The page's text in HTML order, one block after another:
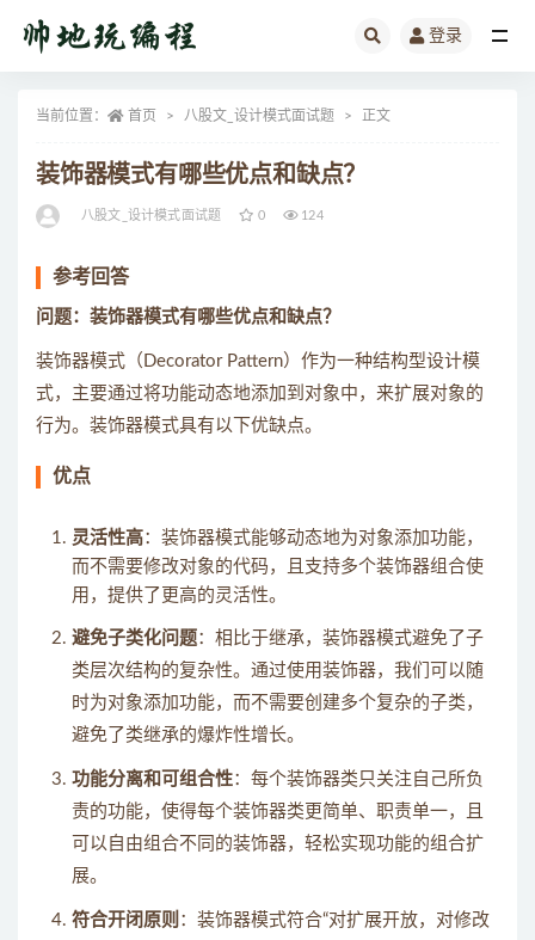
登录
当前位置： 首页 八股文_设计模式面试题 正文
装饰器模式有哪些优点和缺点？
八股文_设计模式面试题 0 124
参考回答
问题：装饰器模式有哪些优点和缺点？
装饰器模式（Decorator Pattern）作为一种结构型设计模
式，主要通过将功能动态地添加到对象中，来扩展对象的
行为。装饰器模式具有以下优缺点。
优点
灵活性高：装饰器模式能够动态地为对象添加功能，
而不需要修改对象的代码，且支持多个装饰器组合使
用，提供了更高的灵活性。
避免子类化问题：相比于继承，装饰器模式避免了子
类层次结构的复杂性。通过使用装饰器，我们可以随
时为对象添加功能，而不需要创建多个复杂的子类，
避免了类继承的爆炸性增长。
功能分离和可组合性：每个装饰器类只关注自己所负
责的功能，使得每个装饰器类更简单、职责单一，且
可以自由组合不同的装饰器，轻松实现功能的组合扩
展。
符合开闭原则 ：装饰器模式符合“对扩展开放，对修改